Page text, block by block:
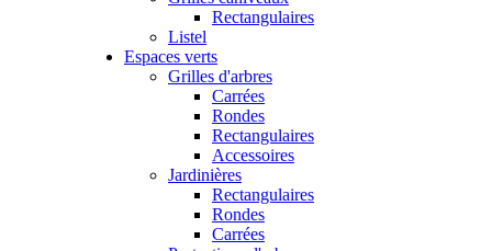
Rectangulaires
Listel
Espaces verts
Grilles d'arbres
Carrées
Rondes
Rectangulaires
Accessoires
Jardinières
Rectangulaires
Rondes
Carrées